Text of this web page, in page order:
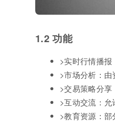
1.2 功能
>实时行情播报
>市场分析：由
>交易策略分享
>互动交流：允
>教育资源：部